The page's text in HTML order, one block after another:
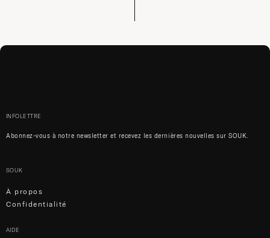
INFOLETTRE
Abonnez-vous à notre newsletter et recevez les dernières nouvelles sur SOUK.
SOUK
À propos
Confidentialité
AIDE